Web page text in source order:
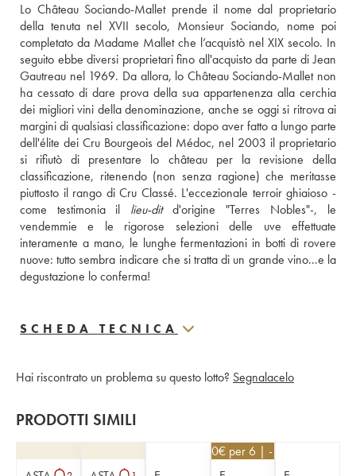
Lo Château Sociando-Mallet prende il nome dal proprietario
della tenuta nel XVII secolo, Monsieur Sociando, nome poi
completato da Madame Mallet che l’acquistò nel XIX secolo. In
seguito ebbe diversi proprietari fino all'acquisto da parte di Jean
Gautreau nel 1969. Da allora, lo Château Sociando-Mallet non
ha cessato di dare prova della sua appartenenza alla cerchia
dei migliori vini della denominazione, anche se oggi si ritrova ai
margini di qualsiasi classificazione: dopo aver fatto a lungo parte
dell'élite dei Cru Bourgeois del Médoc, nel 2003 il proprietario
si rifiutò di presentare lo château per la revisione della
classificazione, ritenendo (non senza ragione) che meritasse
piuttosto il rango di Cru Classé. L'eccezionale terroir ghiaioso -
come testimonia il lieu-dit d'origine "Terres Nobles"-, le
vendemmie e le rigorose selezioni delle uve effettuate
interamente a mano, le lunghe fermentazioni in botti di rovere
nuove: tutto sembra indicare che si tratta di un grande vino...e la
degustazione lo conferma!
SCHEDA TECNICA
Hai riscontrato un problema su questo lotto? Segnalacelo
PRODOTTI SIMILI
16,20€ per 6 | - 10%